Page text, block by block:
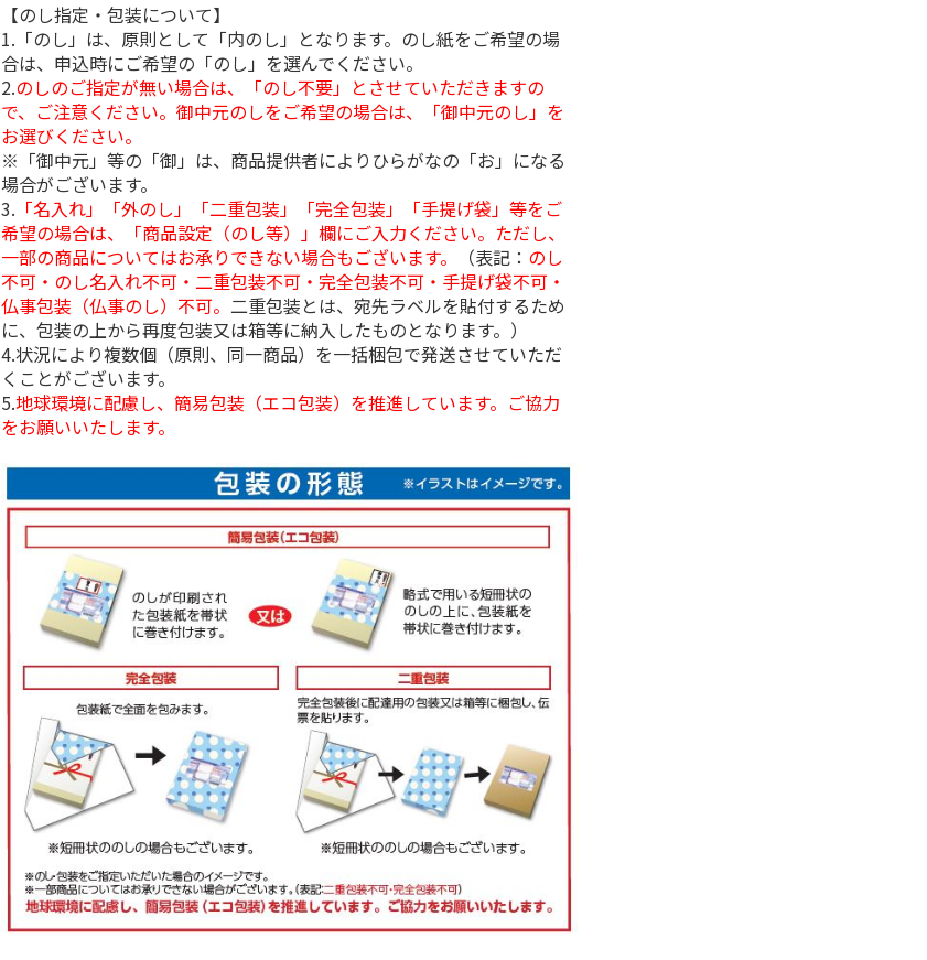
【のし指定・包装について】
1.「のし」は、原則として「内のし」となります。のし紙をご希望の場
合は、申込時にご希望の「のし」を選んでください。
2.のしのご指定が無い場合は、「のし不要」とさせていただきますの
で、ご注意ください。御中元のしをご希望の場合は、「御中元のし」を
お選びください。
※「御中元」等の「御」は、商品提供者によりひらがなの「お」になる
場合がございます。
3. 「名入れ」「外のし」「二重包装」「完全包装」「手提げ袋」等をご
希望の場合は、「商品設定（のし等）」欄にご入力ください。ただし、
一部の商品についてはお承りできない場合もございます。
（表記： のし
不可・のし名入れ不可・二重包装不可・完全包装不可・手提げ袋不可・
仏事包装（仏事のし）不可。 二重包装とは、宛先ラベルを貼付するため
に、包装の上から再度包装又は箱等に納入したものとなります。）
4.状況により複数個（原則、同一商品）を一括梱包で発送させていただ
くことがございます。
5.地球環境に配慮し、簡易包装（エコ包装）を推進しています。ご協力
をお願いいたします。